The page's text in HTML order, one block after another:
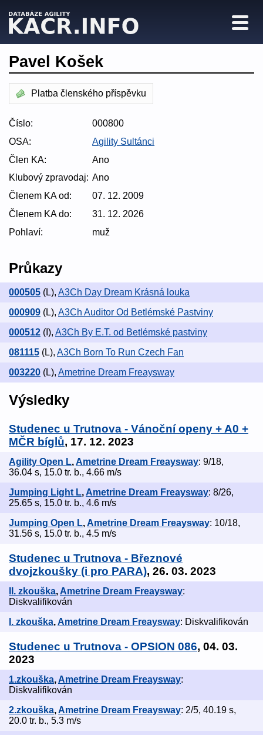
Pavel Košek
Platba členského příspěvku
Číslo:
000800
OSA:
Agility Sultánci
Člen KA:
Ano
Klubový zpravodaj: Ano
Členem KA od:
07. 12. 2009
Členem KA do:
31. 12. 2026
Pohlaví:
muž
Průkazy
000505 (L), A3Ch Day Dream Krásná louka
000909 (L), A3Ch Auditor Od Betlémské Pastviny
000512 (I), A3Ch By E.T. od Betlémské pastviny
081115 (L), A3Ch Born To Run Czech Fan
003220 (L), Ametrine Dream Freaysway
Výsledky
Studenec u Trutnova - Vánoční openy + A0 +
MČR bíglů, 17. 12. 2023
Agility Open L,Ametrine Dream Freaysway: 9/18,
36.04 s, 15.0 tr. b., 4.66 m/s
Jumping Light L, Ametrine Dream Freaysway: 8/26,
25.65 s, 15.0 tr. b., 4.6 m/s
Jumping Open L,Ametrine Dream Freaysway: 10/18,
31.56 s, 15.0 tr. b., 4.5 m/s
Studenec u Trutnova - Březnové
dvojzkoušky (i pro PARA), 26. 03. 2023
II. zkouška, Ametrine Dream Freaysway:
Diskvalifikován
I. zkouška,Ametrine Dream Freaysway: Diskvalifikován
Studenec u Trutnova - OPSION 086, 04. 03.
2023
1.zkouška, Ametrine Dream Freaysway:
Diskvalifikován
2.zkouška,Ametrine Dream Freaysway: 2/5, 40.19 s,
20.0 tr. b., 5.3 m/s